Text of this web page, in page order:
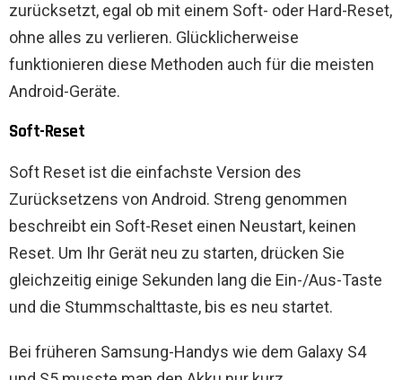
zurücksetzt, egal ob mit einem Soft- oder Hard-Reset,
ohne alles zu verlieren. Glücklicherweise
funktionieren diese Methoden auch für die meisten
Android-Geräte.
Soft-Reset
Soft Reset ist die einfachste Version des
Zurücksetzens von Android. Streng genommen
beschreibt ein Soft-Reset einen Neustart, keinen
Reset. Um Ihr Gerät neu zu starten, drücken Sie
gleichzeitig einige Sekunden lang die Ein-/Aus-Taste
und die Stummschalttaste, bis es neu startet.
Bei früheren Samsung-Handys wie dem Galaxy S4